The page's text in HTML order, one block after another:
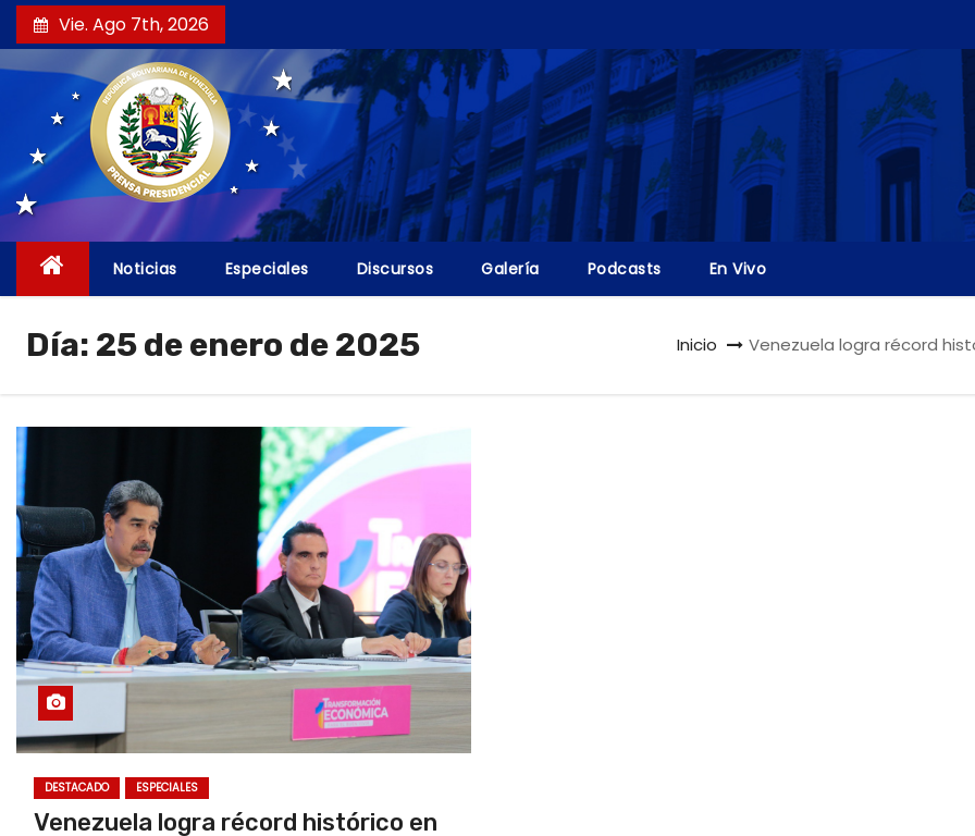
a
l
Vie. Ago 7th, 2026
Noticias Especiales Discursos Galería Podcasts En Vivo
Día: 25 de enero de 2025 Inicio Venezuela logra récord
DESTACADO ESPECIALES
Venezuela logra récord histórico en